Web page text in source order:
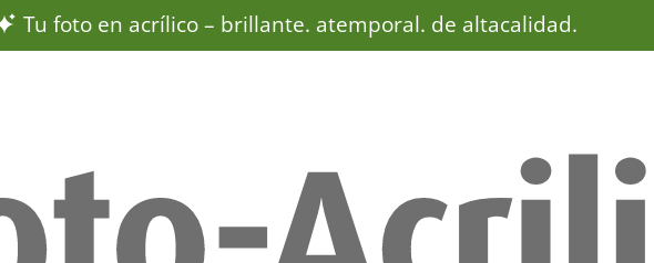
Tu foto en acrílico – brillante. atemporal. de altacalidad.